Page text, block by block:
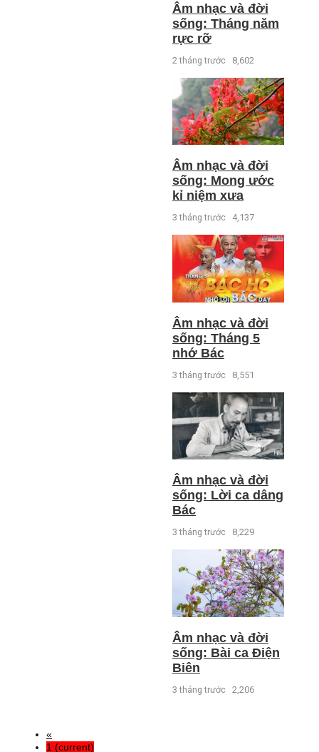
Âm nhạc và đời
sống: Tháng năm
rực rỡ
2 tháng trước 8,602
Âm nhạc và đời
sống: Mong ước
kỉ niệm xưa
3 tháng trước 4,137
Âm nhạc và đời
sống: Tháng 5
nhớ Bác
3 tháng trước 8,551
Âm nhạc và đời
sống: Lời ca dâng
Bác
3 tháng trước 8,229
Âm nhạc và đời
sống: Bài ca Điện
Biên
3 tháng trước 2,206
«
1 (current)